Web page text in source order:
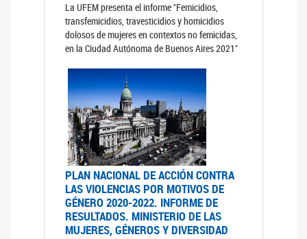
La UFEM presenta el informe "Femicidios,
transfemicidios, travesticidios y homicidios
dolosos de mujeres en contextos no femicidas,
en la Ciudad Autónoma de Buenos Aires 2021"
PLAN NACIONAL DE ACCIÓN CONTRA
LAS VIOLENCIAS POR MOTIVOS DE
GÉNERO 2020-2022. INFORME DE
RESULTADOS. MINISTERIO DE LAS
MUJERES, GÉNEROS Y DIVERSIDAD